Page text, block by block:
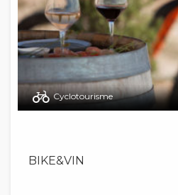
Cyclotourisme
BIKE&VIN